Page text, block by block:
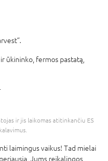
ūkininko, fermos pastatą,
ir jis laikomas atitinkančiu ES
laimingus vaikus! Tad mielai
Jums reikalingos